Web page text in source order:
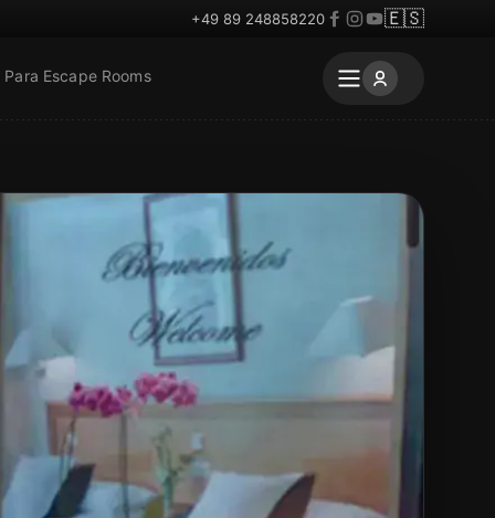
+49 89 248858220 🇪🇸
Para Escape Rooms